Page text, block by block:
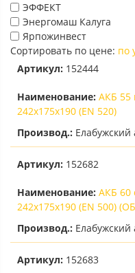
ЭФФЕКТ
Энергомаш Калуга
Ярпожинвест
Сортировать по цене: по
Артикул: 152444
Наименование: АКБ 55
242х175х190 (EN 520)
Производ.: Елабужский
Артикул: 152682
Наименование: АКБ 60
242х175х190 (EN 500)
Производ.: Елабужский
Артикул: 152683